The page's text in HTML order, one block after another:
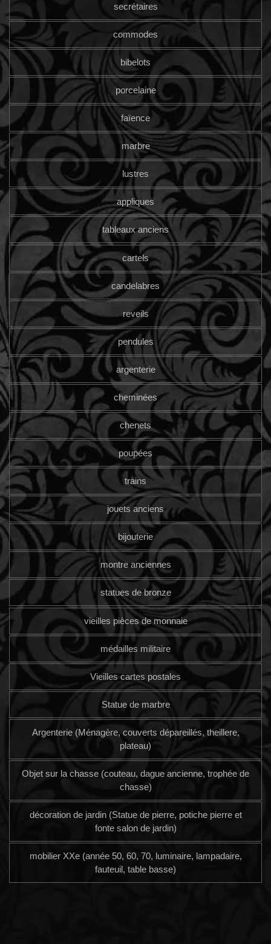
secrétaires
commodes
bibelots
porcelaine
faïence
marbre
lustres
appliques
tableaux anciens
cartels
candelabres
reveils
pendules
argenterie
cheminées
chenets
poupées
trains
jouets anciens
bijouterie
montre anciennes
statues de bronze
vieilles pièces de monnaie
médailles militaire
Vieilles cartes postales
Statue de marbre
Argenterie (Ménagère, couverts dépareillés, theillere,
plateau)
Objet sur la chasse (couteau, dague ancienne, trophée de
chasse)
décoration de jardin (Statue de pierre, potiche pierre et
fonte salon de jardin)
mobilier XXe (année 50, 60, 70, luminaire, lampadaire,
fauteuil, table basse)